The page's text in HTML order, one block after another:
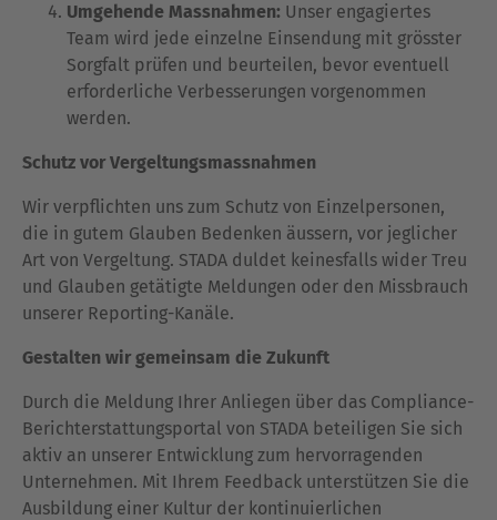
Umgehende Massnahmen: Unser engagiertes
Team wird jede einzelne Einsendung mit grösster
Sorgfalt prüfen und beurteilen, bevor eventuell
erforderliche Verbesserungen vorgenommen
werden.
Schutz vor Vergeltungsmassnahmen
Wir verpflichten uns zum Schutz von Einzelpersonen,
die in gutem Glauben Bedenken äussern, vor jeglicher
Art von Vergeltung. STADA duldet keinesfalls wider Treu
und Glauben getätigte Meldungen oder den Missbrauch
unserer Reporting-Kanäle.
Gestalten wir gemeinsam die Zukunft
Durch die Meldung Ihrer Anliegen über das Compliance-
Berichterstattungsportal von STADA beteiligen Sie sich
aktiv an unserer Entwicklung zum hervorragenden
Unternehmen. Mit Ihrem Feedback unterstützen Sie die
Ausbildung einer Kultur der kontinuierlichen